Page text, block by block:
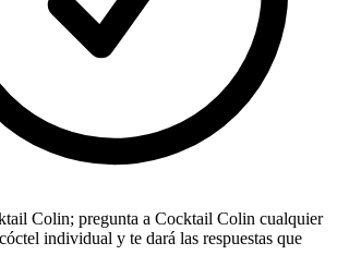
Colin; pregunta a Cocktail Colin cualquier
individual y te dará las respuestas que